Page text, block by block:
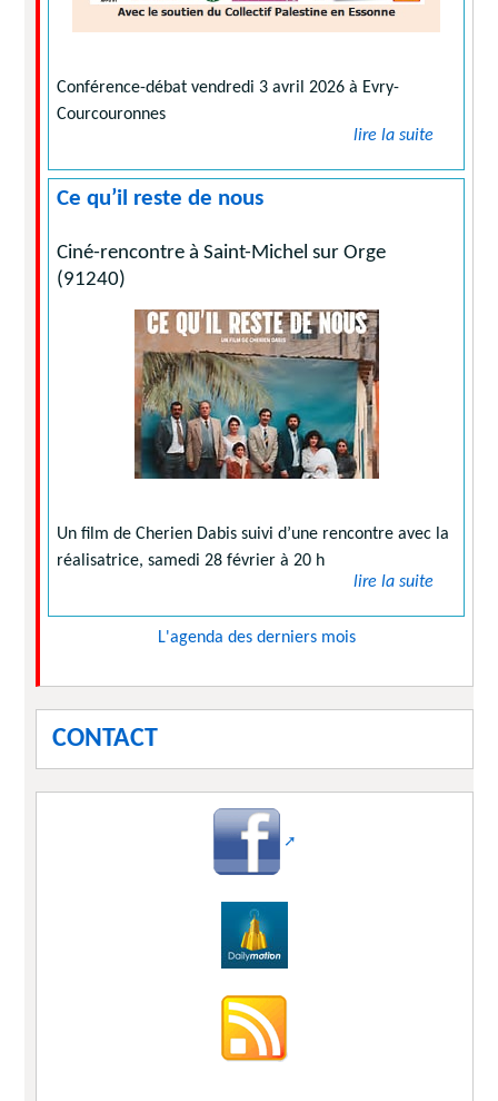
Conférence-débat vendredi 3 avril 2026 à Evry-
Courcouronnes
lire la suite
Ce qu’il reste de nous
Ciné-rencontre à Saint-Michel sur Orge
(91240)
Un film de Cherien Dabis suivi d’une rencontre avec la
réalisatrice, samedi 28 février à 20 h
lire la suite
L'agenda des derniers mois
CONTACT